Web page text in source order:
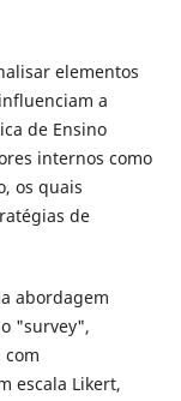
elementos
a
de Ensino
internos como
os quais
de
abordagem
"survey",
escala Likert,